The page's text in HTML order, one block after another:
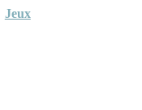
Jeux